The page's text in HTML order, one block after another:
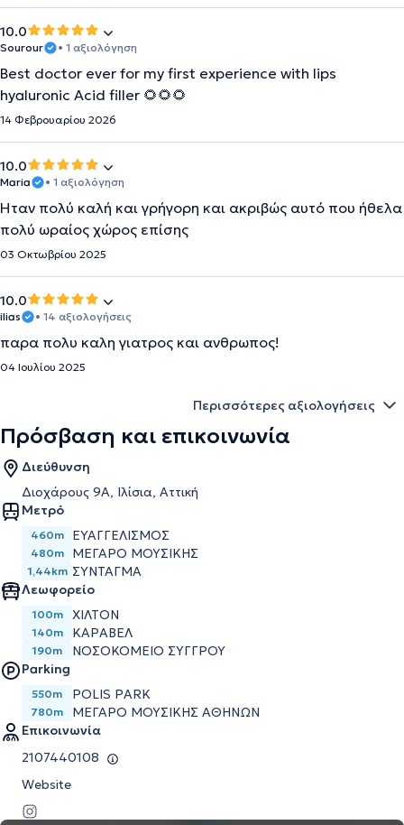
10.0
Sourour • 1 αξιολόγηση
Best doctor ever for my first experience with lips
hyaluronic Acid filler 🌻🌻🌻
14 Φεβρουαρίου 2026
10.0
Maria • 1 αξιολόγηση
Ήταν πολύ καλή και γρήγορη και ακριβώς αυτό που ήθελα
πολύ ωραίος χώρος επίσης
03 Οκτωβρίου 2025
10.0
ilias • 14 αξιολογήσεις
παρα πολυ καλη γιατρος και ανθρωπος!
04 Ιουλίου 2025
Περισσότερες αξιολογήσεις
Πρόσβαση και επικοινωνία
Διεύθυνση
Διοχάρους 9Α, Ιλίσια, Αττική
Μετρό
460m ΕΥΑΓΓΕΛΙΣΜΌΣ
480m ΜΈΓΑΡΟ ΜΟΥΣΙΚΉΣ
1,44km ΣΎΝΤΑΓΜΑ
Λεωφορείο
100m ΧΙΛΤΟΝ
140m ΚΑΡΑΒΕΛ
190m
ΝΟΣΟΚΟΜΕΙΟ ΣΥΓΓΡΟΥ
Parking
550m POLIS PARK
780m
ΜΕΓΆΡΟ ΜΟΥΣΙΚΉΣ ΑΘΗΝΏΝ
Επικοινωνία
2107440108
Website